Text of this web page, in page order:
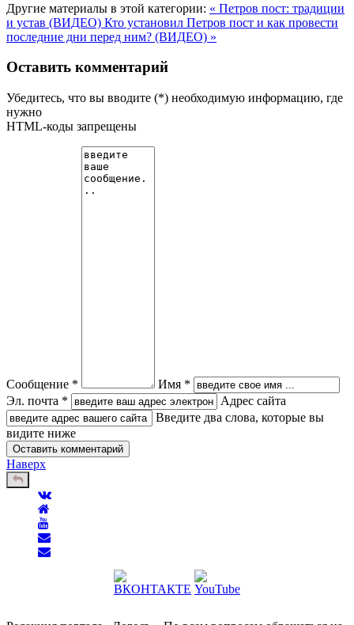
Другие материалы в этой категории: « Петров пост: традиции
и устав (ВИДЕО) Кто установил Петров пост и как провести
последние дни перед ним? (ВИДЕО) »
Оставить комментарий
Убедитесь, что вы вводите (*) необходимую информацию, где
нужно
HTML-коды запрещены
Сообщение *
Имя *
Эл. почта *
Адрес сайта
Введите два слова, которые вы
видите ниже
Наверх